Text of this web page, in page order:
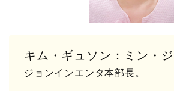
キム・ギュソン：ミン・
ジョンインエンタ本部長。